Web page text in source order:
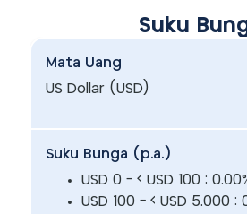
Suku
Mata Uang
US Dollar (USD)
Suku Bunga (p.a.)
USD 0 - < USD 100 :
USD 100 - < USD 5.000 :